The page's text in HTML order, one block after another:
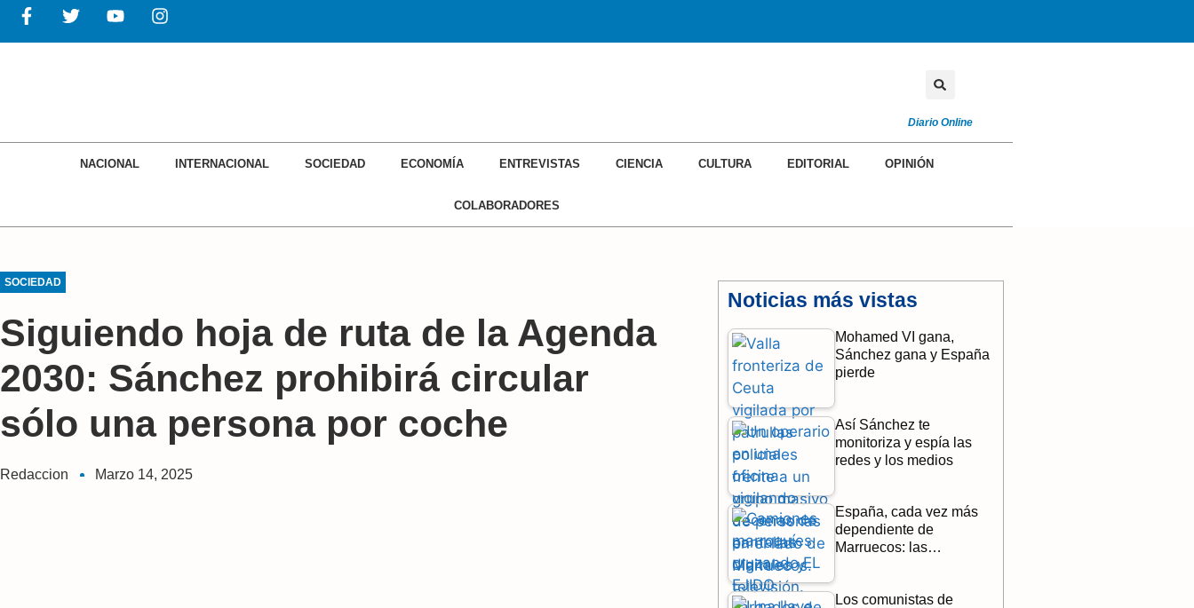
NACIONAL
Diario Online
NACIONAL INTERNACIONAL SOCIEDAD ECONOMÍA ENTREVISTAS CIENCIA CULTURA EDITORIAL OPINIÓN
COLABORADORES
SOCIEDAD
Siguiendo hoja de ruta de la Agenda
2030: Sánchez prohibirá circular
sólo una persona por coche
Redaccion Marzo 14, 2025
Noticias más vistas
Mohamed VI gana,
Sánchez gana y España
pierde
Así Sánchez te
monitoriza y espía las
redes y los medios
España, cada vez más
dependiente de
Marruecos: las…
Los comunistas de